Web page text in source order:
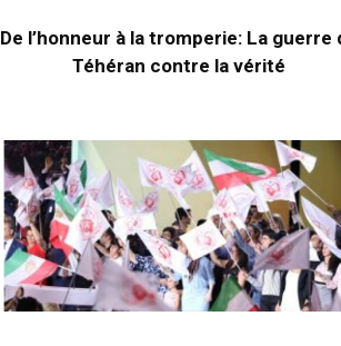
De l’honneur à la tromperie: La guerre
Téhéran contre la vérité